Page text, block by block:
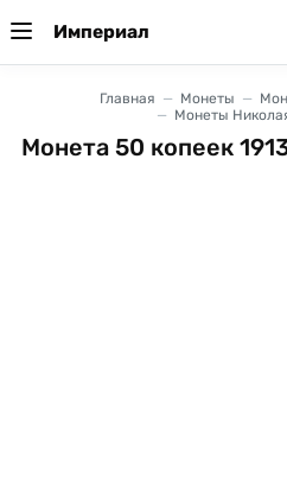
Империал
Главная Монеты
Монеты
Монета 50 копеек